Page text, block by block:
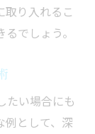
取り入れるこ
でしょう。
たい場合にも
例として、深